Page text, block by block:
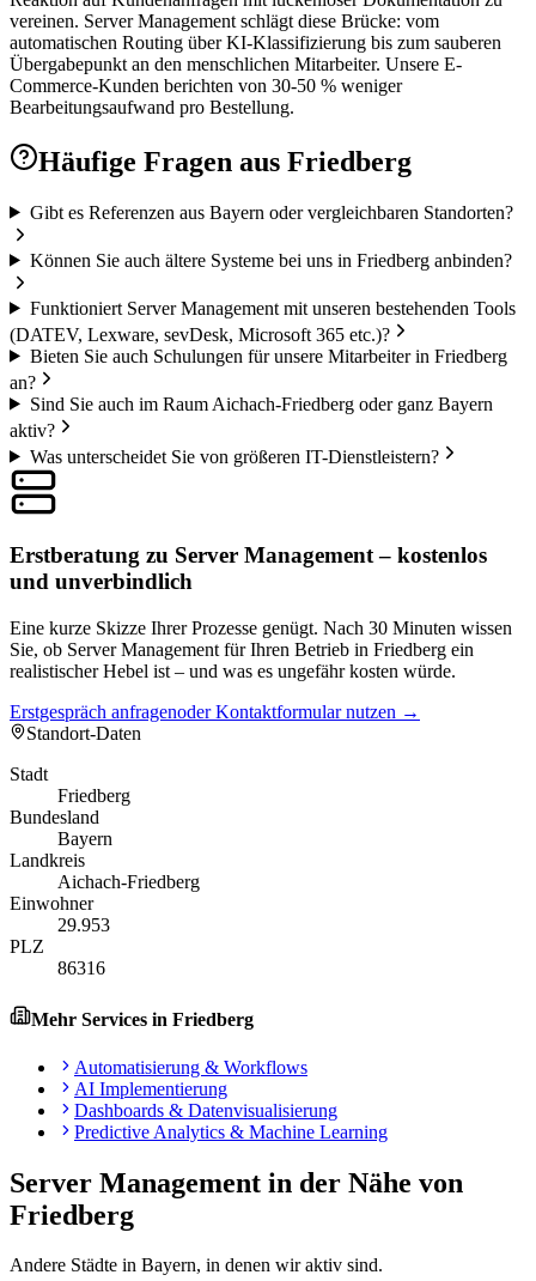
vereinen. Server Management schlägt diese Brücke: vom
automatischen Routing über KI-Klassifizierung bis zum sauberen
Übergabepunkt an den menschlichen Mitarbeiter. Unsere E-
Commerce-Kunden berichten von 30-50 % weniger
Bearbeitungsaufwand pro Bestellung.
Häufige Fragen aus Friedberg
Gibt es Referenzen aus Bayern oder vergleichbaren Standorten?
Können Sie auch ältere Systeme bei uns in Friedberg anbinden?
Funktioniert Server Management mit unseren bestehenden Tools
(DATEV, Lexware, sevDesk, Microsoft 365 etc.)?
Bieten Sie auch Schulungen für unsere Mitarbeiter in Friedberg
an?
Sind Sie auch im Raum Aichach-Friedberg oder ganz Bayern
aktiv?
Was unterscheidet Sie von größeren IT-Dienstleistern?
Erstberatung zu Server Management – kostenlos
und unverbindlich
Eine kurze Skizze Ihrer Prozesse genügt. Nach 30 Minuten wissen
Sie, ob Server Management für Ihren Betrieb in Friedberg ein
realistischer Hebel ist – und was es ungefähr kosten würde.
Erstgespräch anfragenoder Kontaktformular nutzen →
Standort-Daten
Stadt
Friedberg
Bundesland
Bayern
Landkreis
Aichach-Friedberg
Einwohner
29.953
PLZ
86316
Mehr Services in Friedberg
Automatisierung & Workflows
AI Implementierung
Dashboards & Datenvisualisierung
Predictive Analytics & Machine Learning
Server Management in der Nähe von
Friedberg
Andere Städte in Bayern, in denen wir aktiv sind.